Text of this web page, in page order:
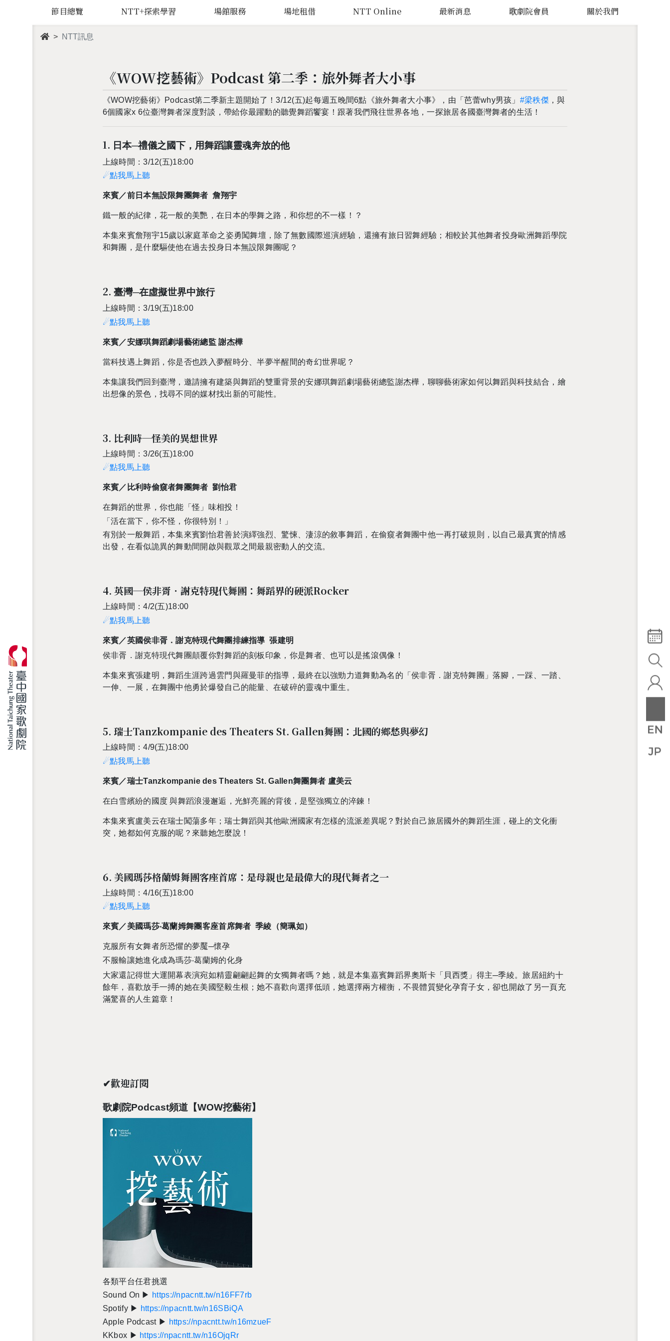
節目總覽 NTT+探索學習 場館服務 場地租借 NTT Online 最新消息 歌劇院會員 關於我們
NTT訊息
《WOW挖藝術》Podcast 第二季：旅外舞者大小事
《WOW挖藝術》Podcast第二季新主題開始了！3/12(五)起每週五晚間6點《旅外舞者大小事》，由「芭蕾why男孩」 #梁秩傑，與
6個國家x 6位臺灣舞者深度對談，帶給你最躍動的聽覺舞蹈饗宴！跟著我們飛往世界各地，一探旅居各國臺灣舞者的生活！
1. 日本─禮儀之國下，用舞蹈讓靈魂奔放的他
上線時間：3/12(五)18:00
☄點我馬上聽
來賓／前日本無設限舞團舞者 詹翔宇
鐵一般的紀律，花一般的美艷，在日本的學舞之路，和你想的不一樣！？
本集來賓詹翔宇15歲以家庭革命之姿勇闖舞壇，除了無數國際巡演經驗，還擁有旅日習舞經驗；相較於其他舞者投身歐洲舞蹈學院
和舞團，是什麼驅使他在過去投身日本無設限舞團呢？
2. 臺灣─在虛擬世界中旅行
上線時間：3/19(五)18:00
☄點我馬上聽
來賓／安娜琪舞蹈劇場藝術總監 謝杰樺
當科技遇上舞蹈，你是否也跌入夢醒時分、半夢半醒間的奇幻世界呢？
本集讓我們回到臺灣，邀請擁有建築與舞蹈的雙重背景的安娜琪舞蹈劇場藝術總監謝杰樺，聊聊藝術家如何以舞蹈與科技結合，繪
出想像的景色，找尋不同的媒材找出新的可能性。
3. 比利時─怪美的異想世界
上線時間：3/26(五)18:00
☄點我馬上聽
來賓／比利時偷窺者舞團舞者 劉怡君
在舞蹈的世界，你也能「怪」味相投！
「活在當下，你不怪，你很特別！」
有別於一般舞蹈，本集來賓劉怡君善於演繹強烈、驚悚、淒涼的敘事舞蹈，在偷窺者舞團中他一再打破規則，以自己最真實的情感
出發，在看似詭異的舞動間開啟與觀眾之間最親密動人的交流。
4. 英國─侯非胥．謝克特現代舞團：舞蹈界的硬派Rocker
上線時間：4/2(五)18:00
☄點我馬上聽
來賓／英國侯非胥．謝克特現代舞團排練指導 張建明
侯非胥．謝克特現代舞團顛覆你對舞蹈的刻板印象，你是舞者、也可以是搖滾偶像！
本集來賓張建明，舞蹈生涯跨過雲門與羅曼菲的指導，最終在以強勁力道舞動為名的「侯非胥．謝克特舞團」落腳，一踩、一踏、
一伸、一展，在舞團中他勇於爆發自己的能量、在破碎的靈魂中重生。
5. 瑞士Tanzkompanie des Theaters St. Gallen舞團：北國的鄉愁與夢幻
上線時間：4/9(五)18:00
☄點我馬上聽
來賓／瑞士Tanzkompanie des Theaters St. Gallen舞團舞者 盧美云
在白雪繽紛的國度 與舞蹈浪漫邂逅，光鮮亮麗的背後，是堅強獨立的淬鍊！
本集來賓盧美云在瑞士闖蕩多年；瑞士舞蹈與其他歐洲國家有怎樣的流派差異呢？對於自己旅居國外的舞蹈生涯，碰上的文化衝
突，她都如何克服的呢？來聽她怎麼說！
6. 美國瑪莎格蘭姆舞團客座首席：是母親也是最偉大的現代舞者之一
上線時間：4/16(五)18:00
☄點我馬上聽
來賓／美國瑪莎‧葛蘭姆舞團客座首席舞者 季綾（簡珮如）
克服所有女舞者所恐懼的夢魘─懷孕
不服輸讓她進化成為瑪莎‧葛蘭姆的化身
大家還記得世大運開幕表演宛如精靈翩翩起舞的女獨舞者嗎？她，就是本集嘉賓舞蹈界奧斯卡「貝西獎」得主─季綾。旅居紐約十
餘年，喜歡放手一搏的她在美國堅毅生根；她不喜歡向選擇低頭，她選擇兩方權衡，不畏體質變化孕育子女，卻也開啟了另一頁充
滿驚喜的人生篇章！
✔歡迎訂閱
歌劇院Podcast頻道【WOW挖藝術】
各類平台任君挑選
Sound On ▶ https://npacntt.tw/n16FF7rb
Spotify ▶ https://npacntt.tw/n16SBiQA
Apple Podcast ▶ https://npacntt.tw/n16mzueF
KKbox ▶ https://npacntt.tw/n16OjqRr